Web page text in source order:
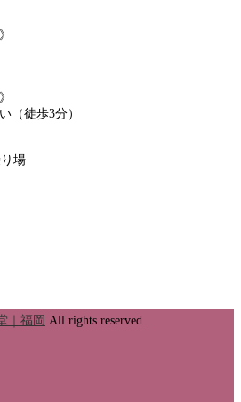
（徒歩3分）
場
｜福岡 All rights reserved.